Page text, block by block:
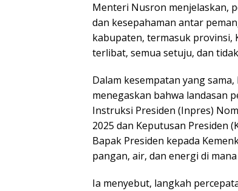
Menteri Nusron menjelaskan,
dan kesepahaman antar
kabupaten, termasuk provinsi,
terlibat, semua setuju, dan
Dalam kesempatan yang
menegaskan bahwa landasan
Instruksi Presiden (Inpres)
2025 dan Keputusan Presiden
Bapak Presiden kepada
pangan, air, dan energi di
Ia menyebut, langkah